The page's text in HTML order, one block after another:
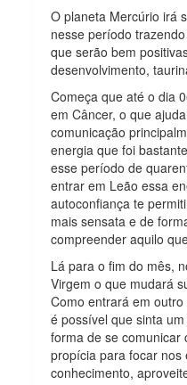
O planeta Mercúrio irá
nesse período
que serão bem
desenvolvimento,
Começa que até o dia
em Câncer, o que
comunicação
energia que foi
esse período de
entrar em Leão essa
autoconfiança te
mais sensata e de
compreender aquilo
Lá para o fim do mês,
Virgem o que mudará
Como entrará em
é possível que sinta
forma de se comunicar
propícia para focar nos
conhecimento,